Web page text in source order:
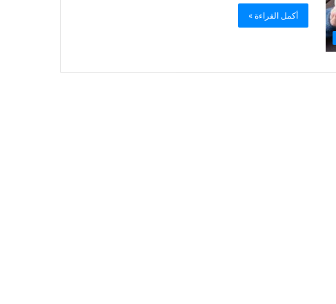
أكمل القراءة »